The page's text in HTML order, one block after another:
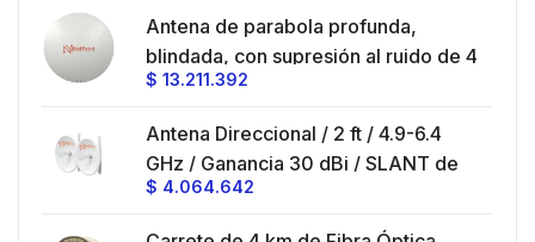
Antena de parabola profunda,
blindada, con supresión al ruido de 4
ft, 5.9-7.2 GHz, Ganancia 36 dBi con
hasta 80 km, Conectores N-hembra,
montaje con alineación milimétrica.
$ 13.211.392
Antena Direccional / 2 ft / 4.9-6.4
GHz / Ganancia 30 dBi / SLANT de
45 ° y 90 ° / Conector N-Hembra /
Montaje y jumpers incluidos.
$ 4.064.642